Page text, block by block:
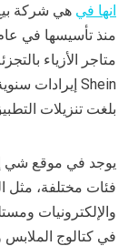
انها في هي شركة
Shein إيرادات سنوية قدرها
بلغت تنزيلات
يوجد في موقع شي
فئات مختلفة، مثل
والإلكترونيات
في كتالوج